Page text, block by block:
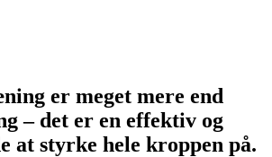
er meget mere end
– det er en effektiv og
at styrke hele kroppen på.